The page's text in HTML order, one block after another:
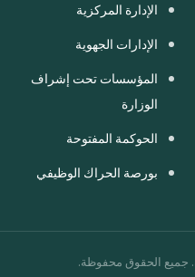
الإدارة المركزية
الإدارات الجهوية
المؤسسات تحت إشراف
الوزارة
الحوكمة المفتوحة
بورصة الحراك الوظيفي